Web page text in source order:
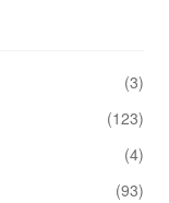
(3)
(123)
(4)
(93)